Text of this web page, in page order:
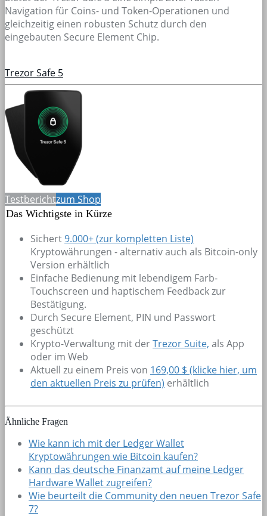
Navigation für Coins- und Token-Operationen und
gleichzeitig einen robusten Schutz durch den
eingebauten Secure Element Chip.
Trezor Safe 5
Testberichtzum Shop
Das Wichtigste in Kürze
Sichert9.000+(zur kompletten Liste)
Kryptowährungen - alternativ auch als Bitcoin-only
Version erhältlich
Einfache Bedienung mit lebendigem Farb-
Touchscreen und haptischem Feedback zur
Bestätigung.
Durch Secure Element, PIN und Passwort
geschützt
Krypto-Verwaltung mit derTrezor Suite, als App
oder im Web
Aktuell zu einem Preis von 169,00 $ (klicke hier, um
den aktuellen Preis zu prüfen) erhältlich
Ähnliche Fragen
Wie kann ich mit der Ledger Wallet
Kryptowährungen wie Bitcoin kaufen?
Kann das deutsche Finanzamt auf meine Ledger
Hardware Wallet zugreifen?
Wie beurteilt die Community den neuen Trezor Safe
7?